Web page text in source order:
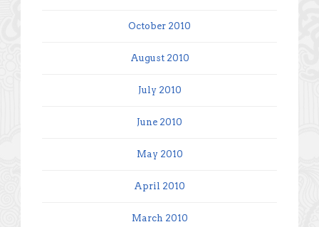
October 2010
August 2010
July 2010
June 2010
May 2010
April 2010
March 2010